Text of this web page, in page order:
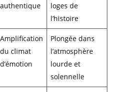
authentique
loges de
l’histoire
Amplification
du climat
d’émotion
Plongée dans
l’atmosphère
lourde et
solennelle